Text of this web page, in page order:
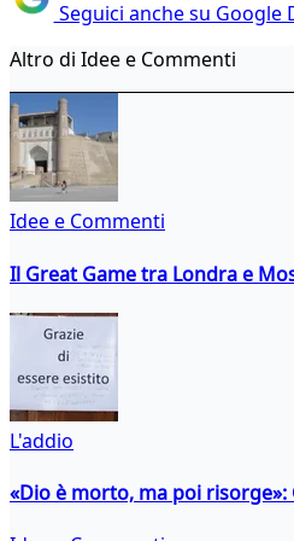
Seguici anche su Google
Altro di Idee e Commenti
Idee e Commenti
Il Great Game tra Londra e
L'addio
«Dio è morto, ma poi